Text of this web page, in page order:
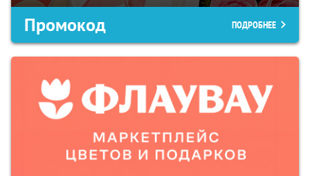
Промокод ПОДРОБНЕЕ